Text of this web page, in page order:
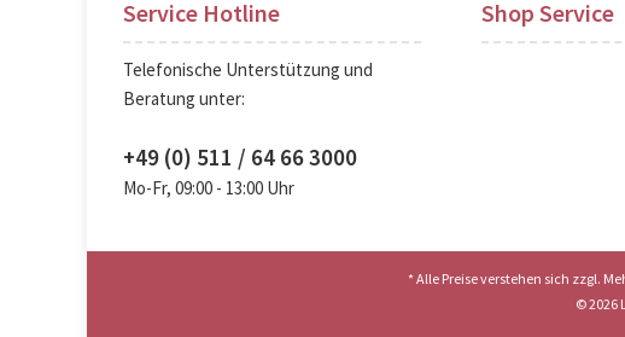
Service Hotline
Telefonische Unterstützung und
Beratung unter:
+49 (0) 511 / 64 66 3000
Mo-Fr, 09:00 - 13:00 Uhr
Shop Service
* Alle Preise verstehen sich zzgl.
© 2026